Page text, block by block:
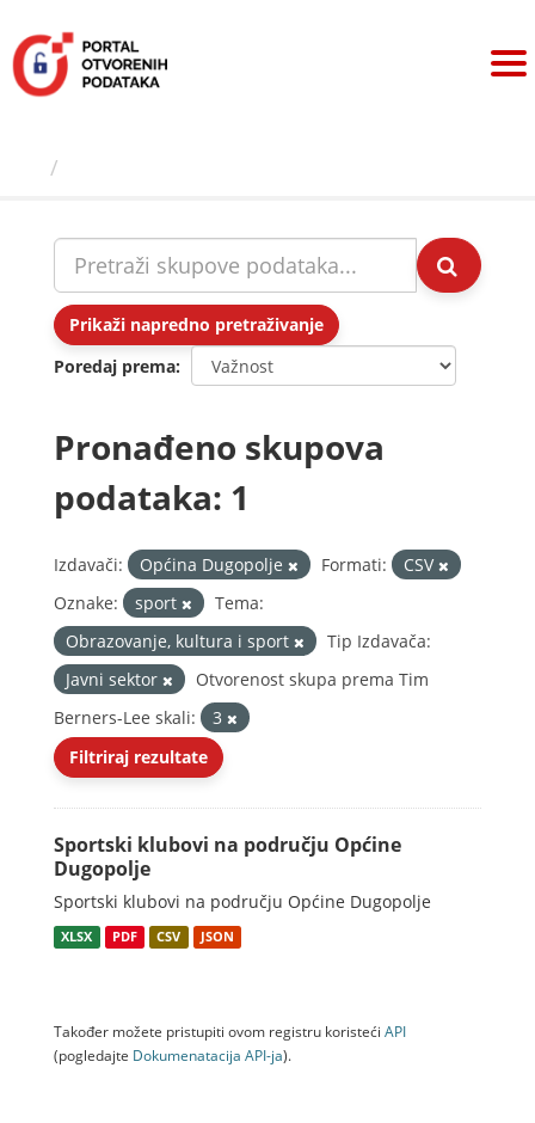
sadržaj
Prikaži napredno pretraživanje
Poredaj prema
Pronađeno skupova
podataka: 1
Izdavači: Općina Dugopolje Formati:
CSV
Oznake:
sport
Tema:
Obrazovanje, kultura i sport
Tip Izdavača:
Javni sektor
Otvorenost skupa prema Tim
Berners-Lee skali:
3
Filtriraj rezultate
Sportski klubovi na području Općine
Dugopolje
Sportski klubovi na području Općine Dugopolje
XLSX PDF CSV JSON
Također možete pristupiti ovom registru koristeći API
(pogledajte Dokumenаtаcijа API-jа).